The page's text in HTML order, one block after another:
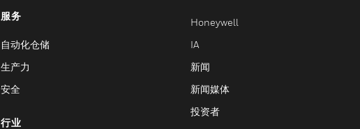
服务
自动化仓储
生产力
安全
行业
Honeywell
IA
新闻
新闻媒体
投资者